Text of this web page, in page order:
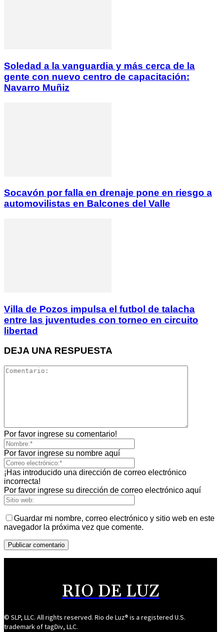
Soledad a la vanguardia y más cerca de la
gente con nuevo centro de capacitación:
Navarro Muñiz
Socavón por falla en drenaje pone en riesgo a
automovilistas en Balcones del Valle
Villa de Pozos impulsa el futbol de talacha
entre las juventudes con torneo en circuito
libertad
DEJA UNA RESPUESTA
Por favor ingrese su comentario!
Por favor ingrese su nombre aquí
¡Has introducido una dirección de correo electrónico
incorrecta!
Por favor ingrese su dirección de correo electrónico aquí
Guardar mi nombre, correo electrónico y sitio web en este
navegador la próxima vez que comente.
RIO DE LUZ
© SLP, LLC. All rights reserved. Rio de Luz® is a registered U.S.
trademark of tagDiv, LLC.